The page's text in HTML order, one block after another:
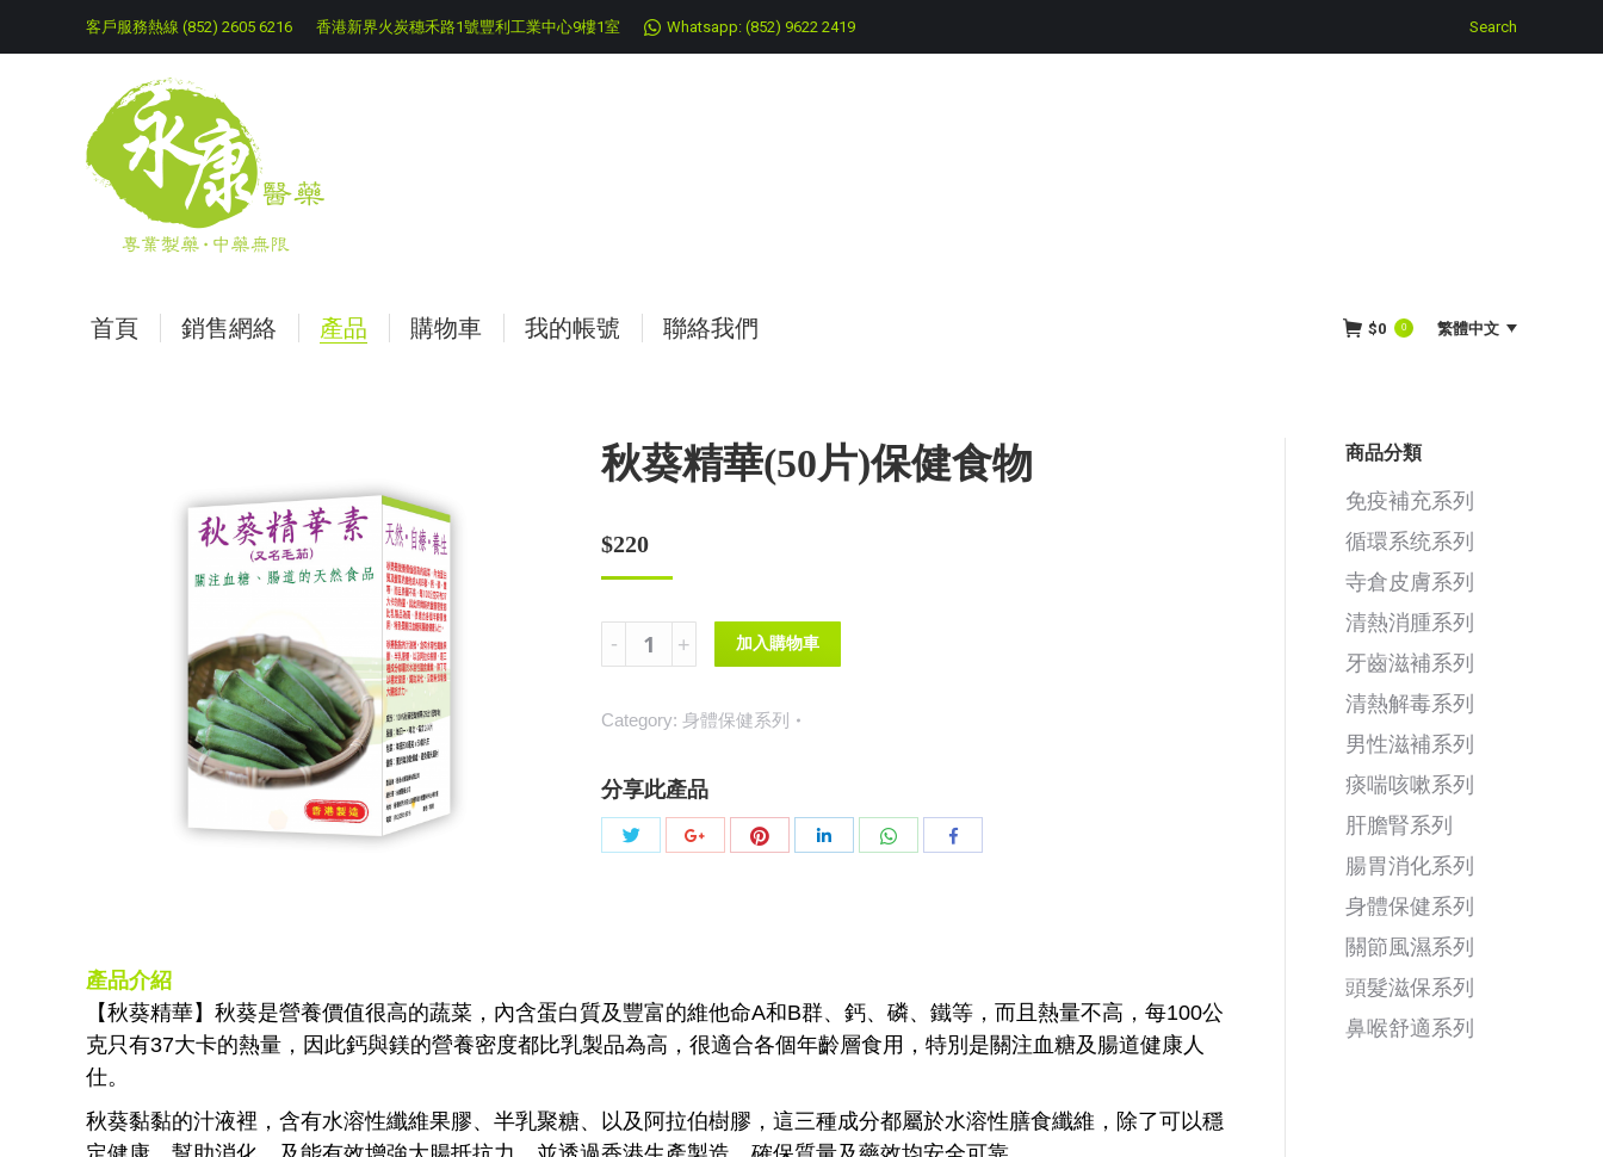
客戶服務熱線 (852) 2605 6216 香港新界火炭穗禾路1號豐利工業中心9樓1室 Whatsapp: (852) 9622 2419 Search:
Search
首頁 銷售網絡 產品 購物車 我的帳號 聯絡我們 $0 0 繁體中文
秋葵精華(50片)保健食物
$220
葵
華
片)
保
加入購物車
Category: 身體保健系列
分享此產品
Share
Share
產品介紹
【秋葵精華】秋葵是營養價值很高的蔬菜，內含蛋白質及豐富的維他命A和B群、鈣、磷、鐵等，而且熱量不高，每100公
克只有37大卡的熱量，因此鈣與鎂的營養密度都比乳製品為高，很適合各個年齡層食用，特別是關注血糖及腸道健康人
仕。
秋葵黏黏的汁液裡，含有水溶性纖維果膠、半乳聚糖、以及阿拉伯樹膠，這三種成分都屬於水溶性膳食纖維，除了可以穩
商品分類
免疫補充系列
循環系统系列
寺倉皮膚系列
清熱消腫系列
牙齒滋補系列
清熱解毒系列
男性滋補系列
痰喘咳嗽系列
肝膽腎系列
腸胃消化系列
身體保健系列
關節風濕系列
頭髮滋保系列
鼻喉舒適系列